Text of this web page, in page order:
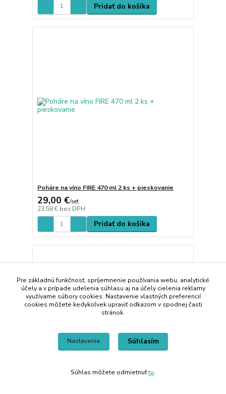
Pridať do košíka
Poháre na víno FIRE 470 ml 2 ks + pieskovanie
29,00 €/set
23,58 € bez DPH
Pridať do košíka
Pre základnú funkčnosť, spríjemnenie používania webu, analytické
účely a v prípade udelenia súhlasu aj na účely cielenia reklamy
využívame súbory cookies. Nastavenie vlastných preferencií
cookies môžete kedykoľvek upraviť odkazom v spodnej časti
stránok.
Nastavenia Súhlasím
Súhlas môžete odmietnuťtu.